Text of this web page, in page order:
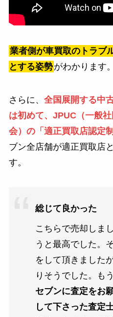
業者側が車買取のトラブ
とする姿勢がわかります。
さらに、 全国展開する中
は初めて、JPUC（一般
会）の「適正買取店認定制
ブン全店舗が適正買取店
す。
総じて良かった
こちらで売却しま
うと最高でした。
をして頂きました
りそうでした。も
セブンに査定をお
して下さった査定